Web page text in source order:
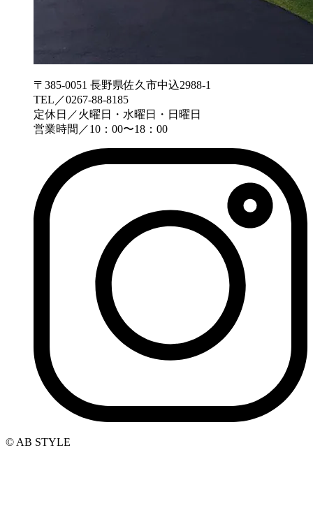
〒385-0051 長野県佐久市中込2988-1
TEL／0267-88-8185
定休日／火曜日・水曜日・日曜日
営業時間／10：00〜18：00
© AB STYLE